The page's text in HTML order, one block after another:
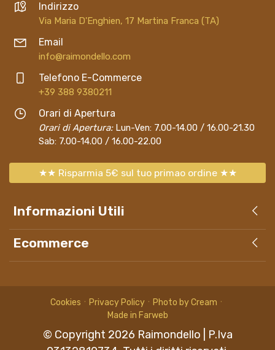
Indirizzo
Via Maria D'Enghien, 17 Martina Franca (TA)
Email
info@raimondello.com
Telefono E-Commerce
+39 388 9380211
Orari di Apertura
Orari di Apertura:Lun-Ven: 7.00-14.00 / 16.00-21.30
Sab: 7.00-14.00 / 16.00-22.00
★★ Risparmia 5€ sul tuo primao ordine ★★
Informazioni Utili
Ecommerce
Cookies Privacy Policy
Photo by Cream
Made in Farweb
© Copyright 2026 Raimondello | P.Iva